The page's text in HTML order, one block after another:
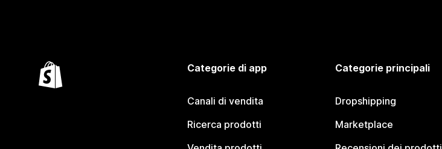
Categorie di app
Canali di vendita
Ricerca prodotti
Categorie principali
Dropshipping
Marketplace